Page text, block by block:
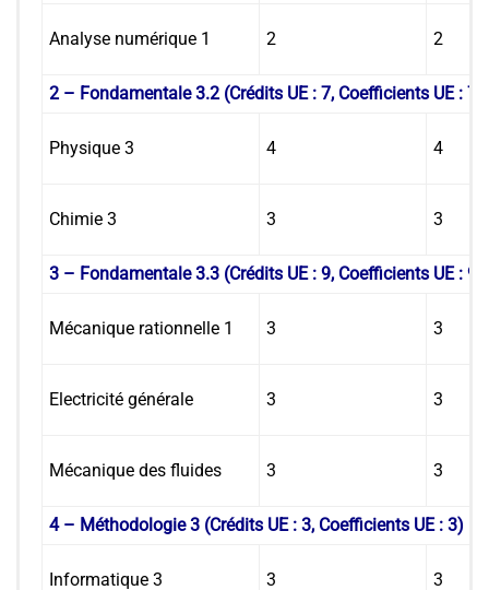
Analyse numérique 1 2 2
2 – Fondamentale 3.2 (Crédits UE : 7, Coefficients UE : 7)
Physique 3 4 4
Chimie 3 3 3
3 – Fondamentale 3.3 (Crédits UE : 9, Coefficients UE : 9)
Mécanique rationnelle 1 3 3
Electricité générale 3 3
Mécanique des fluides 3 3
4 – Méthodologie 3 (Crédits UE : 3, Coefficients UE : 3)
Informatique 3 3 3